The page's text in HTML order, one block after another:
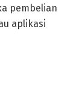
pembelian
aplikasi